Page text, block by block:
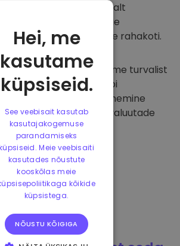
, kanname selle sujuvalt
turvalisse rahakotti meie
saab individuaalse rahakoti.
raha kaitsmiseks pakume turvalist
hoiustamist ja viime läbi
Selline lähenemine
ja teiste krüptovaluutade
taevaks.
Hei, me
kasutame
küpsiseid.
See veebisait kasutab
kasutajakogemuse
parandamiseks
Meie veebisaiti
kasutades nõustute
kooskõlas meie
kõikide
küpsistega.
NÕUSTU KÕIGIGA